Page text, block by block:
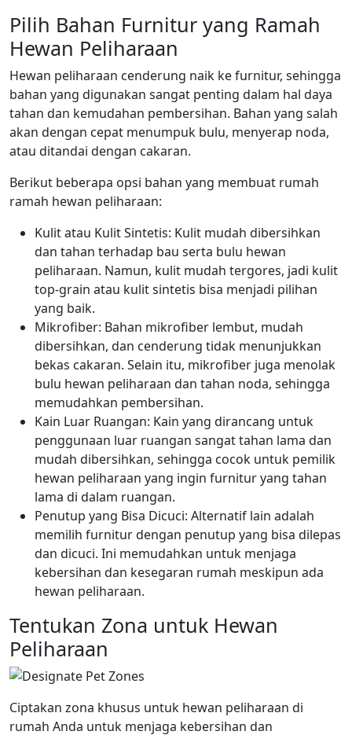
Pilih Bahan Furnitur yang Ramah
Hewan Peliharaan
Hewan peliharaan cenderung naik ke furnitur, sehingga
bahan yang digunakan sangat penting dalam hal daya
tahan dan kemudahan pembersihan. Bahan yang salah
akan dengan cepat menumpuk bulu, menyerap noda,
atau ditandai dengan cakaran.
Berikut beberapa opsi bahan yang membuat rumah
ramah hewan peliharaan:
Kulit atau Kulit Sintetis: Kulit mudah dibersihkan
dan tahan terhadap bau serta bulu hewan
peliharaan. Namun, kulit mudah tergores, jadi kulit
top-grain atau kulit sintetis bisa menjadi pilihan
yang baik.
Mikrofiber: Bahan mikrofiber lembut, mudah
dibersihkan, dan cenderung tidak menunjukkan
bekas cakaran. Selain itu, mikrofiber juga menolak
bulu hewan peliharaan dan tahan noda, sehingga
memudahkan pembersihan.
Kain Luar Ruangan: Kain yang dirancang untuk
penggunaan luar ruangan sangat tahan lama dan
mudah dibersihkan, sehingga cocok untuk pemilik
hewan peliharaan yang ingin furnitur yang tahan
lama di dalam ruangan.
Penutup yang Bisa Dicuci: Alternatif lain adalah
memilih furnitur dengan penutup yang bisa dilepas
dan dicuci. Ini memudahkan untuk menjaga
kebersihan dan kesegaran rumah meskipun ada
hewan peliharaan.
Tentukan Zona untuk Hewan
Peliharaan
Ciptakan zona khusus untuk hewan peliharaan di
rumah Anda untuk menjaga kebersihan dan